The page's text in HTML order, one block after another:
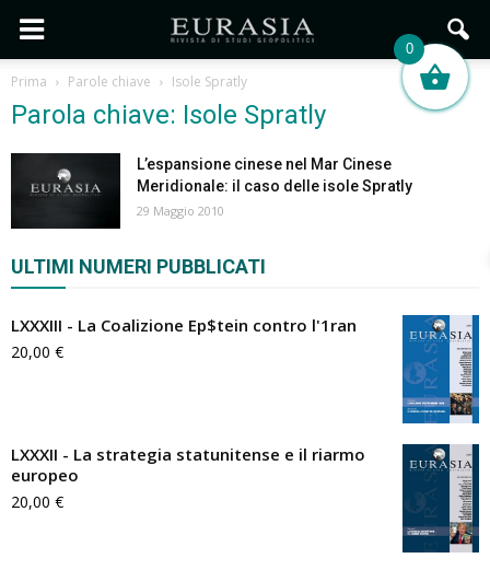
Prima Parole chiave Isole Spratly
Parola chiave: Isole Spratly
L’espansione cinese nel Mar Cinese
Meridionale: il caso delle isole Spratly
29 Maggio 2010
ULTIMI NUMERI PUBBLICATI
LXXXIII - La Coalizione Ep$tein contro l'1ran
20,00 €
LXXXII - La strategia statunitense e il riarmo
europeo
20,00 €
0